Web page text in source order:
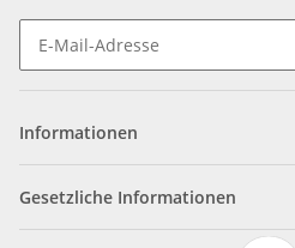
Informationen
Gesetzliche Informationen